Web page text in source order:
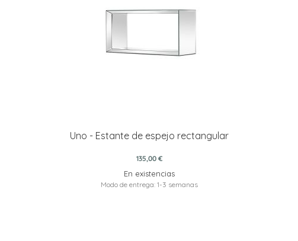
Uno - Estante de espejo rectangular
135,00 €
En existencias
Modo de entrega: 1-3 semanas